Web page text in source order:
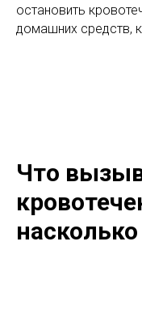
остановить
домашних средств,
Что